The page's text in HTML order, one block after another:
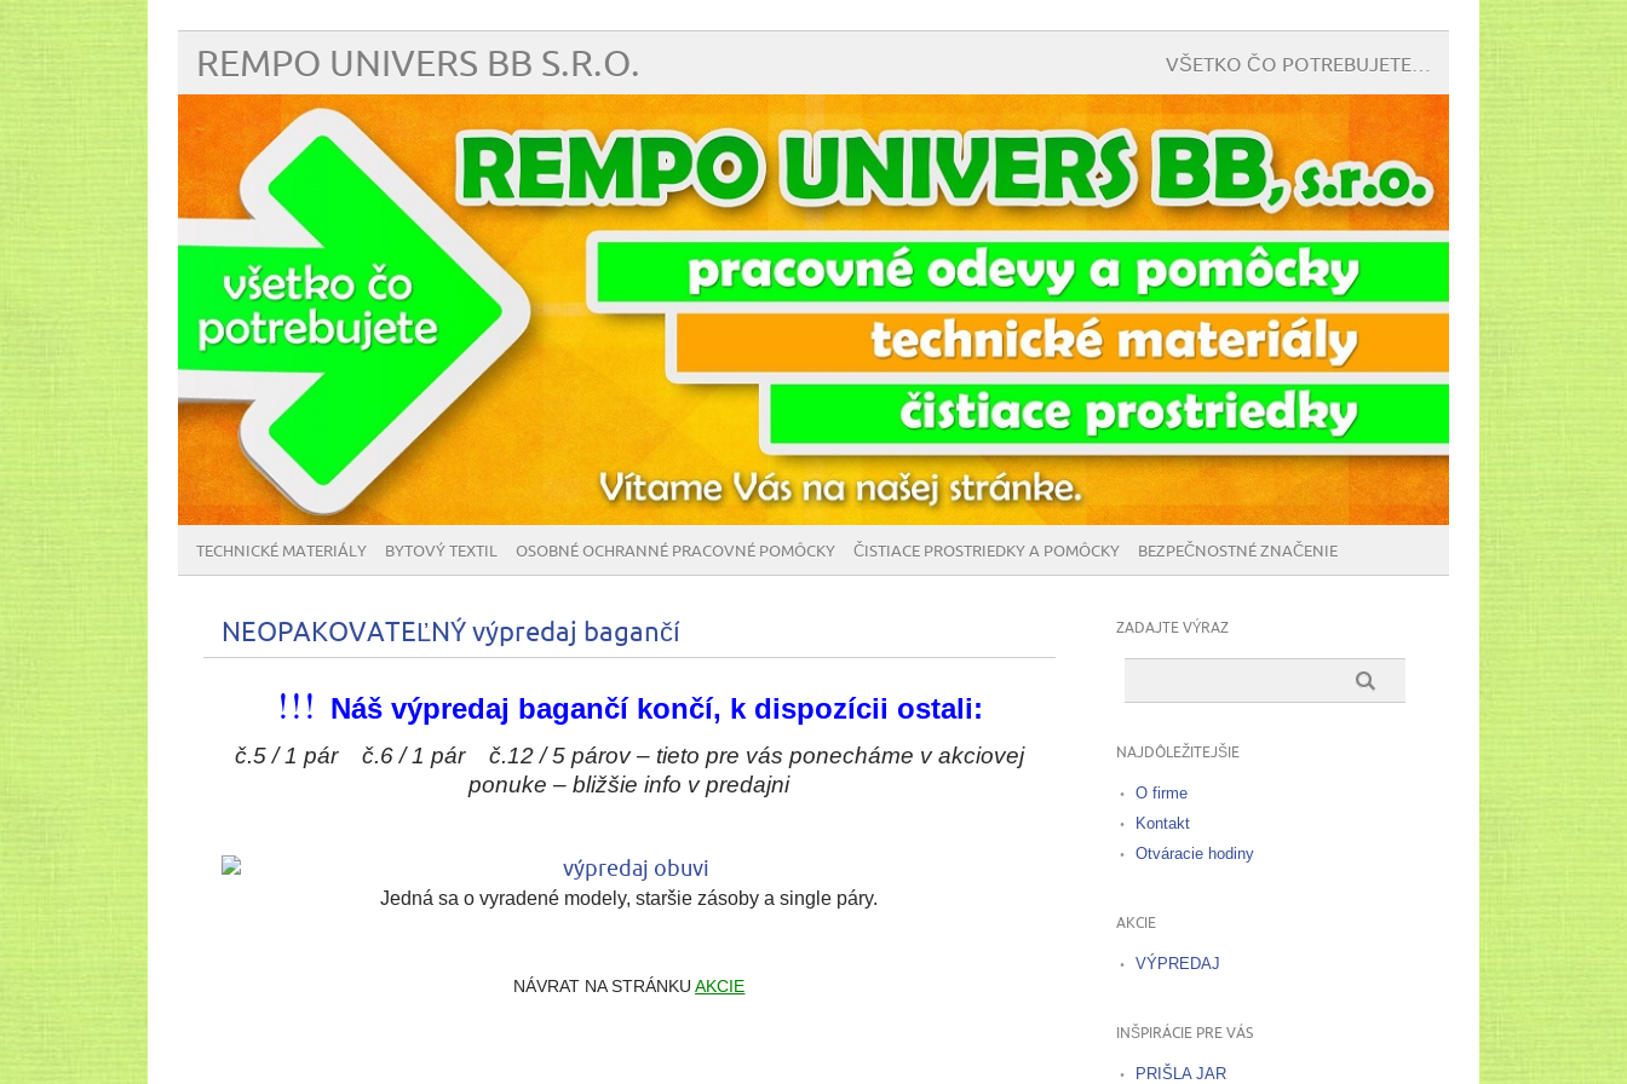
REMPO UNIVERS BB S.R.O. VŠETKO ČO POTREBUJETE…
TECHNICKÉ MATERIÁLY BYTOVÝ TEXTIL OSOBNÉ OCHRANNÉ PRACOVNÉ POMÔCKY ČISTIACE PROSTRIEDKY A POMÔCKY BEZPEČNOSTNÉ ZNAČENIE
NEOPAKOVATEĽNÝ výpredaj bagančí
!!! Náš výpredaj bagančí končí, k dispozícii ostali:
č.5 / 1 pár č.6 / 1 pár č.12 / 5 párov – tieto pre vás ponecháme v akciovej
ponuke – bližšie info v predajni
Jedná sa o vyradené modely, staršie zásoby a single páry.
NÁVRAT NA STRÁNKUAKCIE
ZADAJTE VÝRAZ
NAJDÔLEŽITEJŠIE
O firme
Kontakt
Otváracie hodiny
AKCIE
VÝPREDAJ
INŠPIRÁCIE PRE VÁS
PRIŠLA JAR